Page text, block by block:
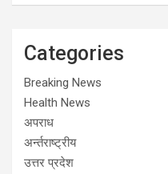
Categories
Breaking News
Health News
अपराध
अर्न्तराष्ट्रीय
उत्तर प्रदेश